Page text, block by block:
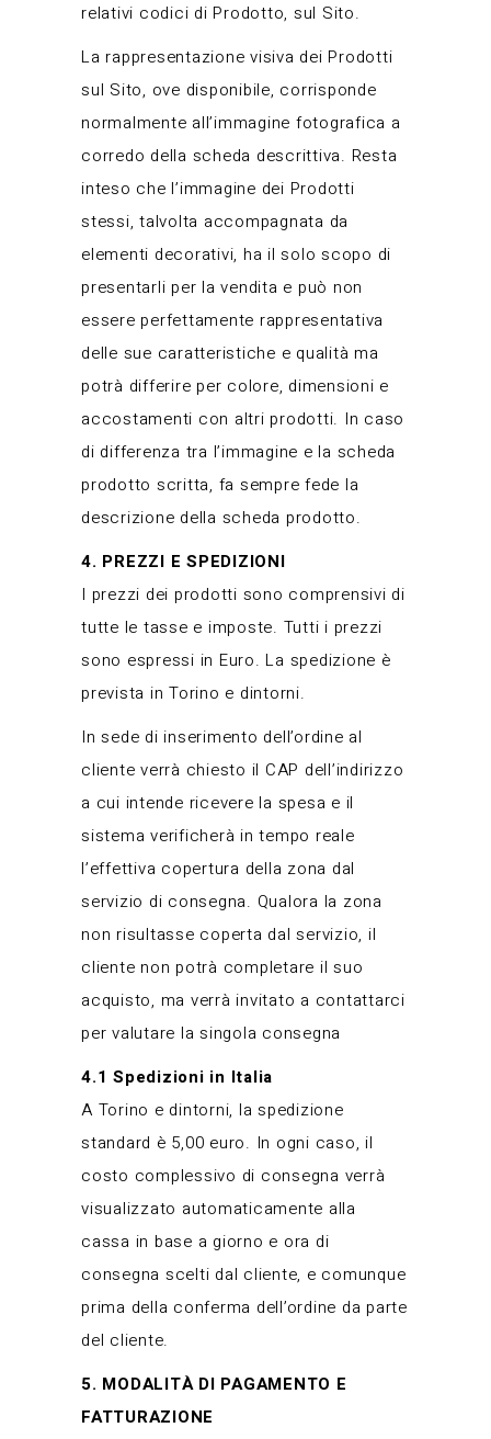
relativi codici di Prodotto, sul Sito.
La rappresentazione visiva dei Prodotti
sul Sito, ove disponibile, corrisponde
normalmente all’immagine fotografica a
corredo della scheda descrittiva. Resta
inteso che l’immagine dei Prodotti
stessi, talvolta accompagnata da
elementi decorativi, ha il solo scopo di
presentarli per la vendita e può non
essere perfettamente rappresentativa
delle sue caratteristiche e qualità ma
potrà differire per colore, dimensioni e
accostamenti con altri prodotti. In caso
di differenza tra l’immagine e la scheda
prodotto scritta, fa sempre fede la
descrizione della scheda prodotto.
4. PREZZI E SPEDIZIONI
I prezzi dei prodotti sono comprensivi di
tutte le tasse e imposte. Tutti i prezzi
sono espressi in Euro. La spedizione è
prevista in Torino e dintorni.
In sede di inserimento dell’ordine al
cliente verrà chiesto il CAP dell’indirizzo
a cui intende ricevere la spesa e il
sistema verificherà in tempo reale
l’effettiva copertura della zona dal
servizio di consegna. Qualora la zona
non risultasse coperta dal servizio, il
cliente non potrà completare il suo
acquisto, ma verrà invitato a contattarci
per valutare la singola consegna
4.1 Spedizioni in Italia
A Torino e dintorni, la spedizione
standard è 5,00 euro. In ogni caso, il
costo complessivo di consegna verrà
visualizzato automaticamente alla
cassa in base a giorno e ora di
consegna scelti dal cliente, e comunque
prima della conferma dell’ordine da parte
del cliente.
5. MODALITÀ DI PAGAMENTO E
FATTURAZIONE